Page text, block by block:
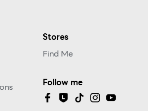
Stores
Find Me
Follow me